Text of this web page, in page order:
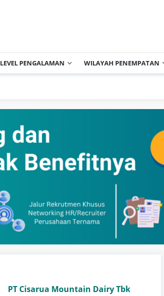
LEVEL PENGALAMAN WILAYAH PENEMPATAN
PT Cisarua Mountain Dairy Tbk